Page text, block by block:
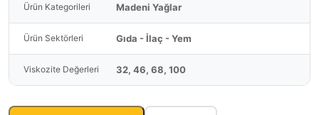
Ürün Kategorileri Madeni Yağlar
Ürün Sektörleri Gıda - İlaç - Yem
Viskozite Değerleri 32, 46, 68, 100